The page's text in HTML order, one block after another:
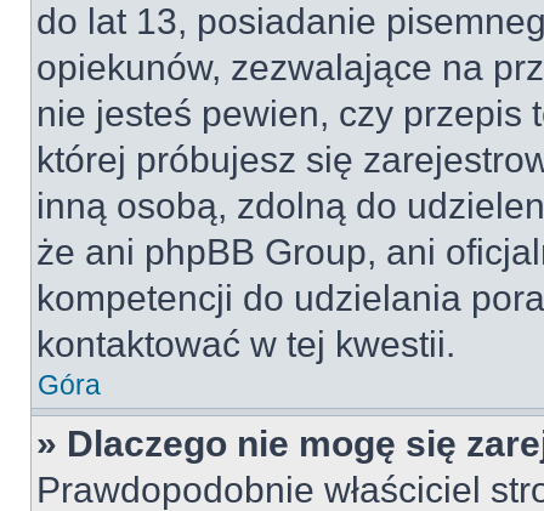
do lat 13, posiadanie
opiekunów, zezwalające na
nie jesteś pewien, czy przepis
której próbujesz się
inną osobą, zdolną do
że ani phpBB Group, ani
kompetencji do udzielania
kontaktować w tej kwestii.
Góra
» Dlaczego nie mogę się
Prawdopodobnie właściciel